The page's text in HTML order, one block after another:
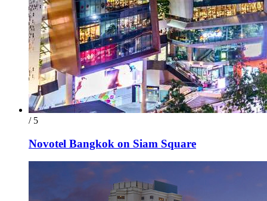
/ 5
Novotel Bangkok on Siam Square